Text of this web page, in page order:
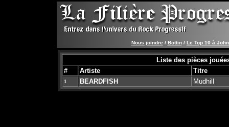
Nous joindre / Bottin/ Le Top 10 à
Liste des pièces
#
Artiste Titre
1 BEARDFISH Mudhill